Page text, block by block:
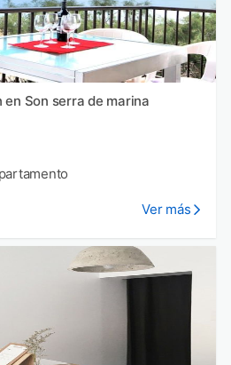
Son serra de marina
Ver más